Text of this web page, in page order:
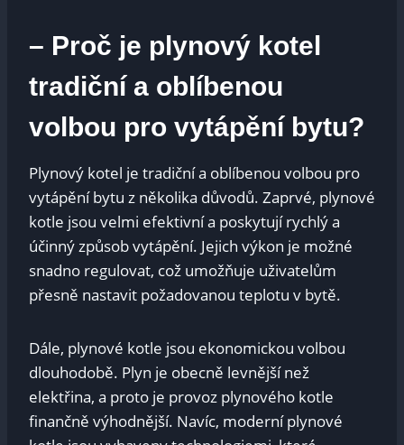
– Proč je plynový kotel
tradiční a oblíbenou
volbou pro vytápění bytu?
Plynový kotel je tradiční a oblíbenou volbou pro
vytápění bytu z několika důvodů. Zaprvé, plynové
kotle jsou velmi efektivní a poskytují rychlý a
účinný způsob vytápění. Jejich výkon je možné
snadno regulovat, což umožňuje uživatelům
přesně nastavit požadovanou teplotu v bytě.
Dále, plynové kotle jsou ekonomickou volbou
dlouhodobě. Plyn je obecně levnější než
elektřina, a proto je provoz plynového kotle
finančně výhodnější. Navíc, moderní plynové